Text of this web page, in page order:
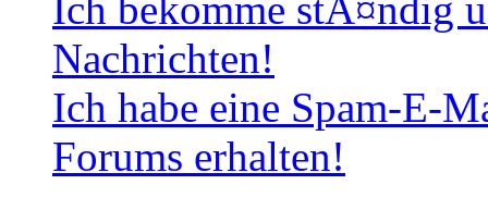
Nachrichten!
Ich habe eine Spam-E-
Forums erhalten!